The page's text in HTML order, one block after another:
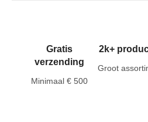
Gratis
verzending
Minimaal € 500
2k+
Groot